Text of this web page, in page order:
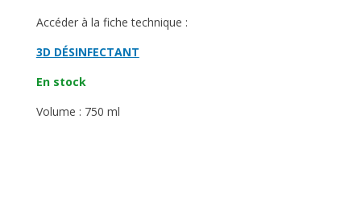
Accéder à la fiche technique :
3D DÉSINFECTANT
En stock
Volume : 750 ml